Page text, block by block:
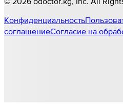
Конфиденциальность
соглашениеСогласие на